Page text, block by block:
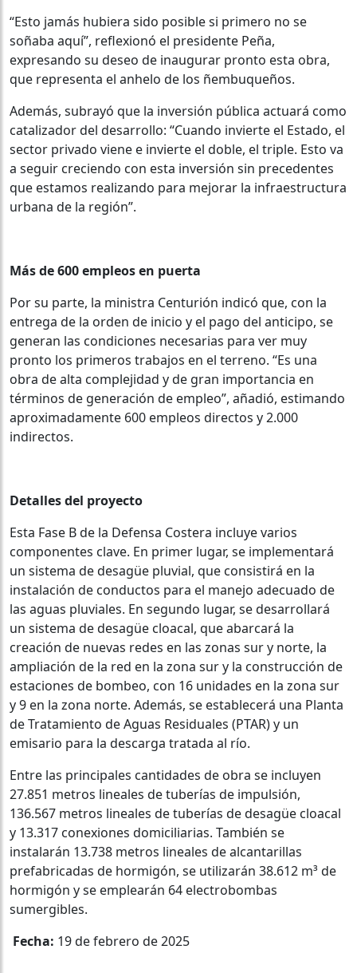
“Esto jamás hubiera sido posible si primero no se
soñaba aquí”, reflexionó el presidente Peña,
expresando su deseo de inaugurar pronto esta obra,
que representa el anhelo de los ñembuqueños.
Además, subrayó que la inversión pública actuará como
catalizador del desarrollo: “Cuando invierte el Estado, el
sector privado viene e invierte el doble, el triple. Esto va
a seguir creciendo con esta inversión sin precedentes
que estamos realizando para mejorar la infraestructura
urbana de la región”.
Más de 600 empleos en puerta
Por su parte, la ministra Centurión indicó que, con la
entrega de la orden de inicio y el pago del anticipo, se
generan las condiciones necesarias para ver muy
pronto los primeros trabajos en el terreno. “Es una
obra de alta complejidad y de gran importancia en
términos de generación de empleo”, añadió, estimando
aproximadamente 600 empleos directos y 2.000
indirectos.
Detalles del proyecto
Esta Fase B de la Defensa Costera incluye varios
componentes clave. En primer lugar, se implementará
un sistema de desagüe pluvial, que consistirá en la
instalación de conductos para el manejo adecuado de
las aguas pluviales. En segundo lugar, se desarrollará
un sistema de desagüe cloacal, que abarcará la
creación de nuevas redes en las zonas sur y norte, la
ampliación de la red en la zona sur y la construcción de
estaciones de bombeo, con 16 unidades en la zona sur
y 9 en la zona norte. Además, se establecerá una Planta
de Tratamiento de Aguas Residuales (PTAR) y un
emisario para la descarga tratada al río.
Entre las principales cantidades de obra se incluyen
27.851 metros lineales de tuberías de impulsión,
136.567 metros lineales de tuberías de desagüe cloacal
y 13.317 conexiones domiciliarias. También se
instalarán 13.738 metros lineales de alcantarillas
prefabricadas de hormigón, se utilizarán 38.612 m³ de
hormigón y se emplearán 64 electrobombas
sumergibles.
Fecha: 19 de febrero de 2025